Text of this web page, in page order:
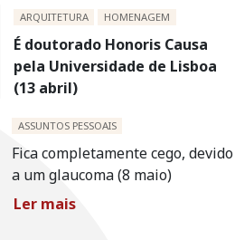
ARQUITETURA HOMENAGEM
É doutorado Honoris Causa
pela Universidade de Lisboa
(13 abril)
ASSUNTOS PESSOAIS
Fica completamente cego, devido
a um glaucoma (8 maio)
Ler mais